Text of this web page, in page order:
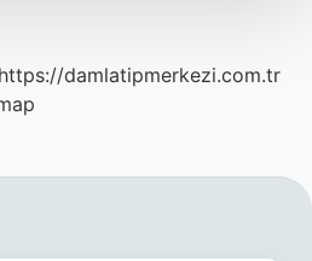
https://damlatipmerkezi.com.tr